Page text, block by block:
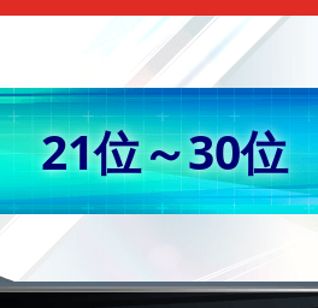
21位～30位